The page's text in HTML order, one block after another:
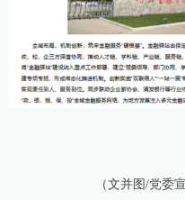
（文并图/党委